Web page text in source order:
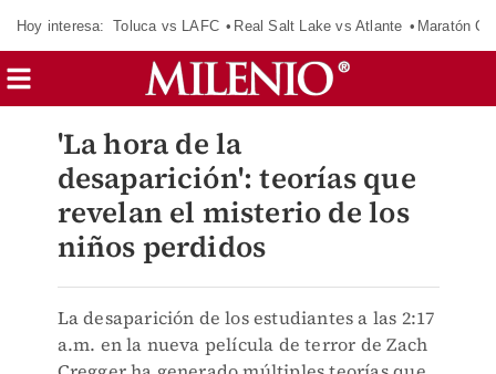
Hoy interesa: Toluca vs LAFC Real Salt Lake vs Atlante Maratón
'La hora de la
desaparición': teorías que
revelan el misterio de los
niños perdidos
La desaparición de los estudiantes a las 2:17
a.m. en la nueva película de terror de Zach